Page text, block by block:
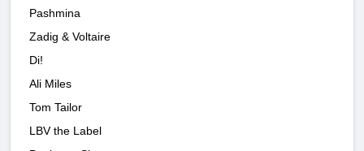
Pashmina
Zadig & Voltaire
Di!
Ali Miles
Tom Tailor
LBV the Label